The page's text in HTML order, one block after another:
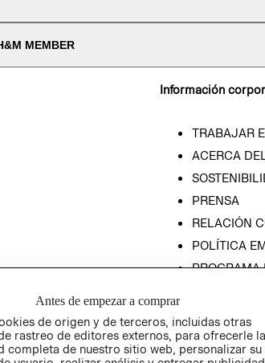
MEMBER
Información
TRABAJAR
ACERCA
PRENSA
RELACIÓN
POLÍTICA
PROGRAMA
ÉTICA
Antes de empezar a comprar
de origen y de terceros, incluidas otras
rastreo de editores externos, para ofrecerle la
completa de nuestro sitio web, personalizar su